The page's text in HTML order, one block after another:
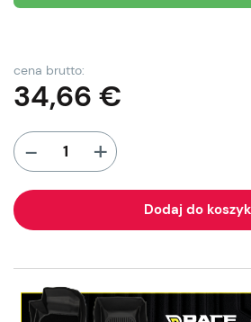
cena brutto:
34,66 €
- +
Dodaj do